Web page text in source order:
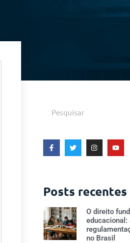
Posts recentes
O direito
educacional:
no Brasil